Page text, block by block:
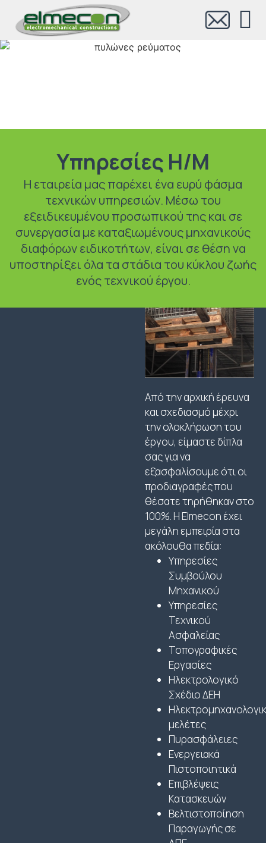
Υπηρεσίες Η/Μ
H εταιρεία μας παρέχει ένα ευρύ φάσμα
τεχνικών υπηρεσιών. Μέσω του
εξειδικευμένου προσωπικού της και σε
συνεργασία με καταξιωμένους μηχανικούς
διαφόρων ειδικοτήτων, είναι σε θέση να
υποστηρίξει όλα τα στάδια του κύκλου ζωής
ενός τεχνικού έργου.
Από την αρχική έρευνα
και σχεδιασμό μέχρι
την ολοκλήρωση του
έργου, είμαστε δίπλα
σας για να
εξασφαλίσουμε ότι οι
προδιαγραφές που
θέσατε τηρήθηκαν στο
100%. Η Elmecon έχει
μεγάλη εμπειρία στα
ακόλουθα πεδία:
Υπηρεσίες
Συμβούλου
Μηχανικού
Υπηρεσίες
Τεχνικού
Ασφαλείας
Τοπογραφικές
Εργασίες
Ηλεκτρολογικό
Σχέδιο ΔΕΗ
μελέτες
Πυρασφάλειες
Ενεργειακά
Πιστοποιητικά
Επιβλέψεις
Κατασκευών
Βελτιστοποίηση
Παραγωγής σε